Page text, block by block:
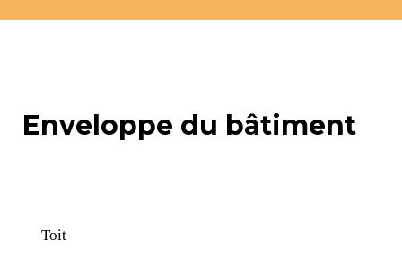
Enveloppe du bâtiment
Toit